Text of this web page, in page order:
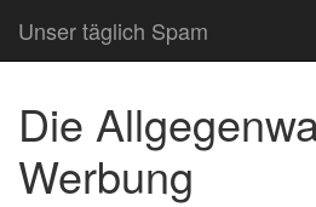
Unser täglich Spam
Die
Werbung